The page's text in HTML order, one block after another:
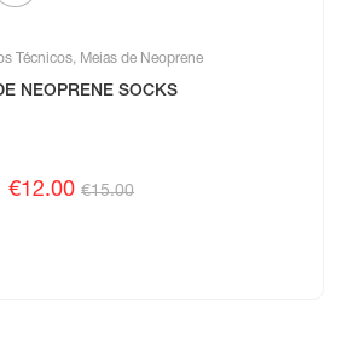
Técnicos, Meias de Neoprene
NEOPRENE SOCKS
€15.00
€12.00